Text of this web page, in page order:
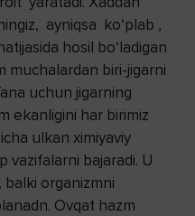
ayniqsa ko‘plab ,
hosil bo‘ladigan
muchalardan biri-jigarni
uchun jigarning
ekanligini har birimiz
ulkan ximiyaviy
vazifalarni bajaradi. U
balki organizmni
Ovqat hazm